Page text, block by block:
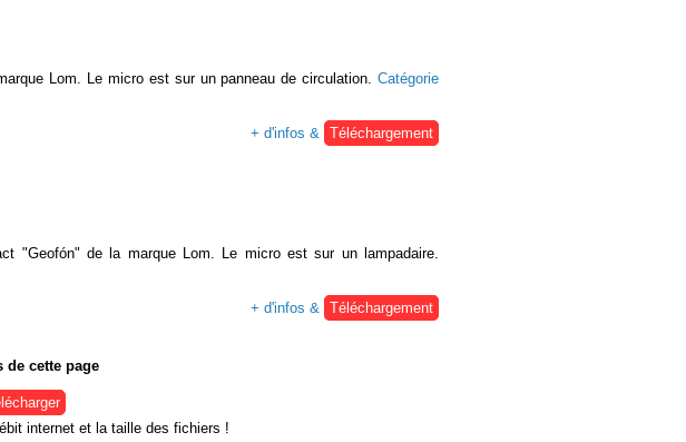
Lom. Le micro est sur un panneau de circulation. Catégorie
+ d'infos & Téléchargement
"Geofón" de la marque Lom. Le micro est sur un lampadaire.
+ d'infos & Téléchargement
de cette page
internet et la taille des fichiers !